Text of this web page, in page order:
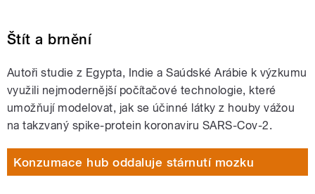
Štít a brnění
Autoři studie z Egypta, Indie a Saúdské Arábie k výzkumu
využili nejmodernější počítačové technologie, které
umožňují modelovat, jak se účinné látky z houby vážou
na takzvaný spike-protein koronaviru SARS-Cov-2.
Konzumace hub oddaluje stárnutí mozku